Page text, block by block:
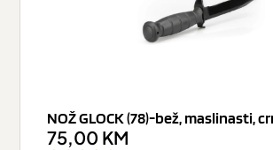
NOŽ GLOCK (78)-bež, maslinasti,
75,00 KM